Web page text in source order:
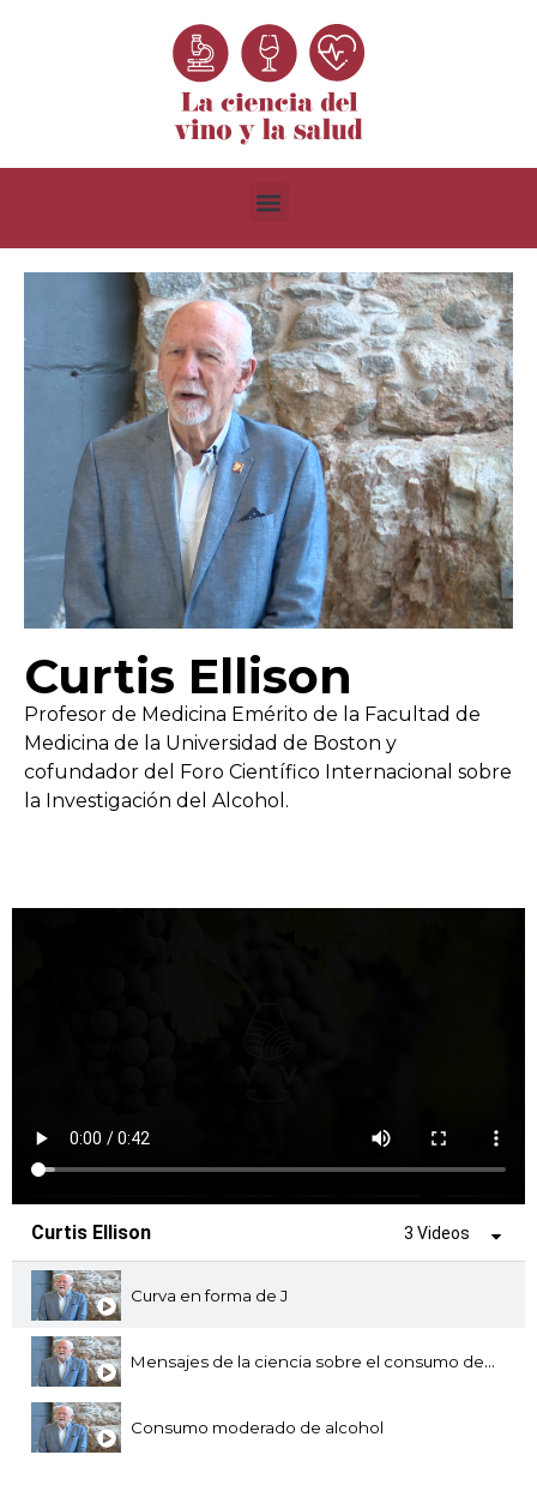
Curtis Ellison
Profesor de Medicina Emérito de la Facultad de
Medicina de la Universidad de Boston y
cofundador del Foro Científico Internacional sobre
la Investigación del Alcohol.
Curtis Ellison 3 Videos
Curva en forma de J
Mensajes de la ciencia sobre el consumo de vino
Consumo moderado de alcohol